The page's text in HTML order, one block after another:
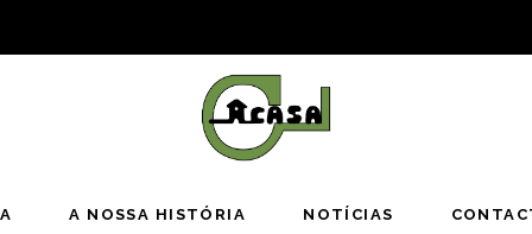
A NOSSA HISTÓRIA NOTÍCIAS